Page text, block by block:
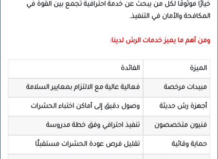
خيارًا موثوقًا لكل من يبحث عن خدمة احترافية تجمع بين القوة في
المكافحة والأمان في التنفيذ.
ومن أهم ما يميز خدمات الرش لدينا:
الميزة الفائدة
مبيدات مرخصة فعالية عالية مع الالتزام بمعايير السلامة
أجهزة رش حديثة وصول دقيق إلى أماكن اختباء الحشرات
فنيون متخصصون تنفيذ احترافي وفق خطة مدروسة
حماية وقائية تقليل فرص عودة الحشرات مستقبلًا